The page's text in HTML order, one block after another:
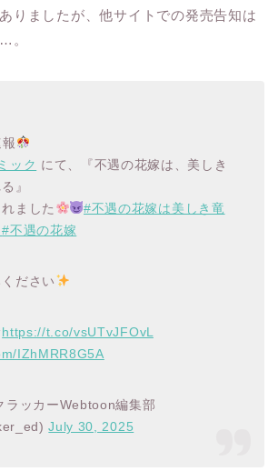
りましたが、他サイトでの発売告知は
。
ック にて、『不遇の花嫁は、美しき
』
ました
#不遇の花嫁は美しき竜
#不遇の花嫁
ださい
https://t.co/vsUTvJFOvL
IZhMRR8G5A
ッカーWebtoon編集部
July 30, 2025